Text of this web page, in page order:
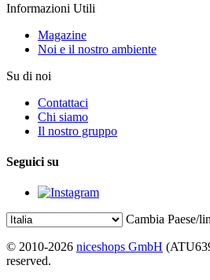
Informazioni Utili
Magazine
Noi e il nostro ambiente
Su di noi
Contattaci
Chi siamo
Il nostro gruppo
Seguici su
Cambia Paese/
© 2010-2026 niceshops GmbH
reserved.